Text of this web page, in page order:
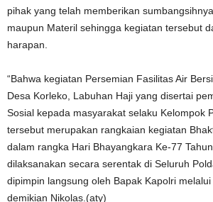
pihak yang telah memberikan
maupun Materil sehingga kegiatan tersebut
harapan.
“Bahwa kegiatan Persemian Fasilitas Air
Desa Korleko, Labuhan Haji yang disertai
Sosial kepada masyarakat selaku Kelompok
tersebut merupakan rangkaian kegiatan
dalam rangka Hari Bhayangkara Ke-77
dilaksanakan secara serentak di Seluruh
dipimpin langsung oleh Bapak Kapolri
demikian Nikolas.(aty)